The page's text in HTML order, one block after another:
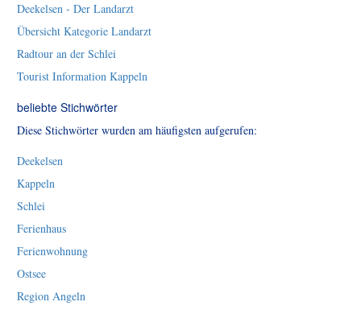
Deekelsen - Der Landarzt
Übersicht Kategorie Landarzt
Radtour an der Schlei
Tourist Information Kappeln
beliebte Stichwörter
Diese Stichwörter wurden am häufigsten aufgerufen:
Deekelsen
Kappeln
Schlei
Ferienhaus
Ferienwohnung
Ostsee
Region Angeln